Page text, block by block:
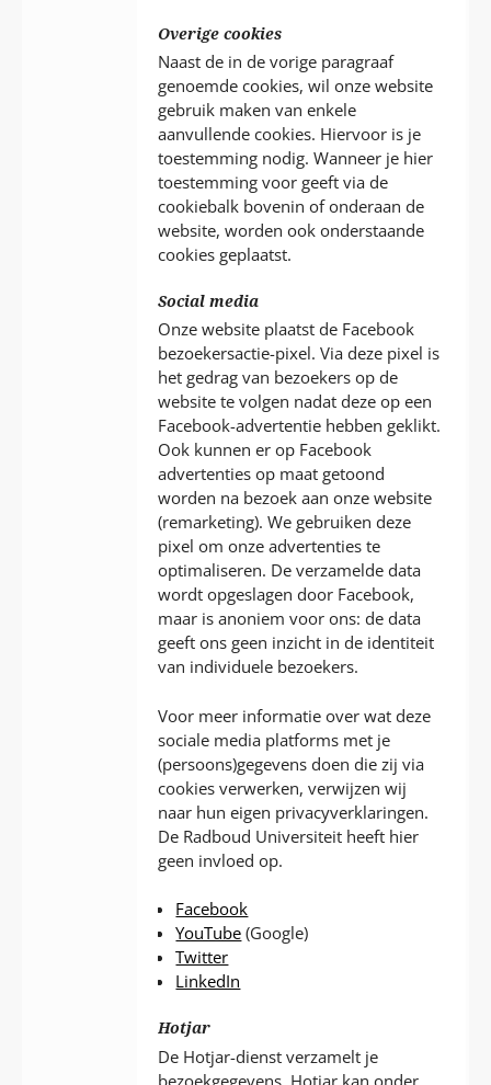
Overige cookies
Naast de in de vorige paragraaf
genoemde cookies, wil onze website
gebruik maken van enkele
aanvullende cookies. Hiervoor is je
toestemming nodig. Wanneer je hier
toestemming voor geeft via de
cookiebalk bovenin of onderaan de
website, worden ook onderstaande
cookies geplaatst.
Social media
Onze website plaatst de Facebook
bezoekersactie-pixel. Via deze pixel is
het gedrag van bezoekers op de
website te volgen nadat deze op een
Facebook-advertentie hebben geklikt.
Ook kunnen er op Facebook
advertenties op maat getoond
worden na bezoek aan onze website
(remarketing). We gebruiken deze
pixel om onze advertenties te
optimaliseren. De verzamelde data
wordt opgeslagen door Facebook,
maar is anoniem voor ons: de data
geeft ons geen inzicht in de identiteit
van individuele bezoekers.
Voor meer informatie over wat deze
sociale media platforms met je
(persoons)gegevens doen die zij via
cookies verwerken, verwijzen wij
naar hun eigen privacyverklaringen.
De Radboud Universiteit heeft hier
geen invloed op.
Facebook
YouTube (Google)
Twitter
LinkedIn
Hotjar
De Hotjar-dienst verzamelt je
bezoekgegevens. Hotjar kan onder